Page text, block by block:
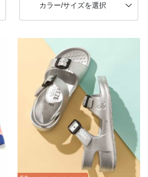
カラー/サイズを選択